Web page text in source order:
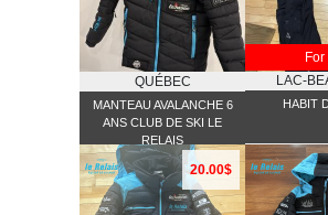
QUÉBEC
MANTEAU AVALANCHE 6
ANS CLUB DE SKI LE
RELAIS
For
LAC-
HABIT
20.00$